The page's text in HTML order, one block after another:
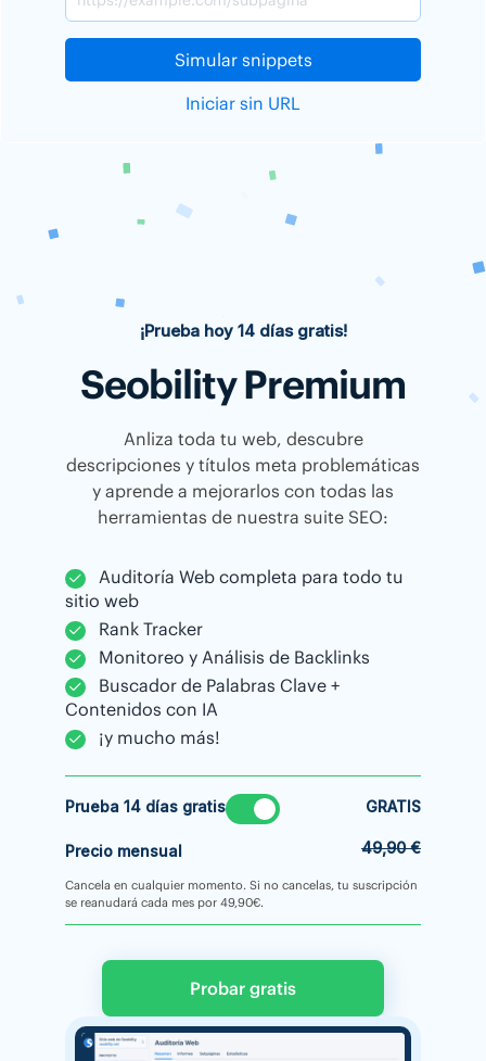
Simular snippets
Iniciar sin URL
¡Prueba hoy 14 días gratis!
Seobility Premium
Anliza toda tu web, descubre
descripciones y títulos meta problemáticas
y aprende a mejorarlos con todas las
herramientas de nuestra suite SEO:
Auditoría Web completa para todo tu
sitio web
Rank Tracker
Monitoreo y Análisis de Backlinks
Buscador de Palabras Clave +
Contenidos con IA
¡y mucho más!
Prueba 14 días gratis GRATIS
Precio mensual 49,90 €
Cancela en cualquier momento. Si no cancelas, tu suscripción
se reanudará cada mes por 49,90€.
Probar gratis